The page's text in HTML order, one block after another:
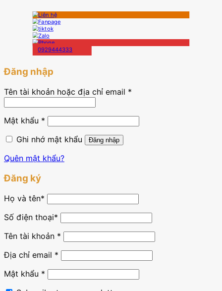
0929444333
Đăng nhập
Tên tài khoản hoặc địa chỉ email *
Mật khẩu *
Ghi nhớ mật khẩu
Đăng nhập
Quên mật khẩu?
Đăng ký
Họ và tên*
Số điện thoại*
Tên tài khoản *
Địa chỉ email *
Mật khẩu *